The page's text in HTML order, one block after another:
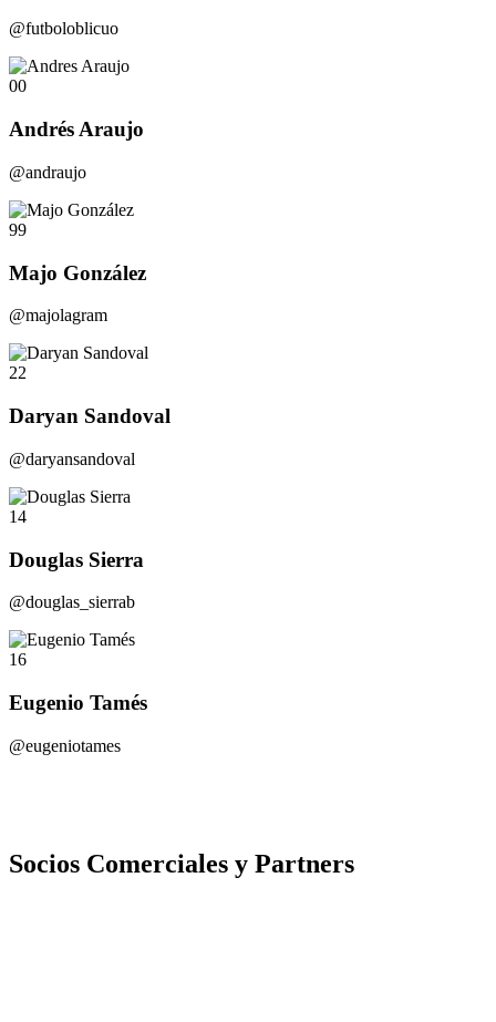
@futboloblicuo
00
Andrés Araujo
@andraujo
99
Majo González
@majolagram
22
Daryan Sandoval
@daryansandoval
14
Douglas Sierra
@douglas_sierrab
16
Eugenio Tamés
@eugeniotames
Socios Comerciales y Partners